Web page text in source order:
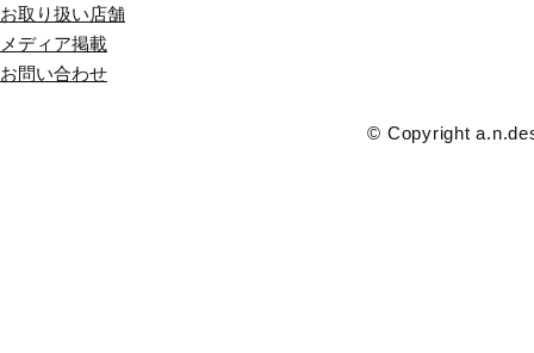
お取り扱い店舗
メディア掲載
​お問い合わせ
© Copyright